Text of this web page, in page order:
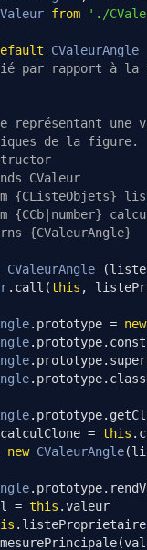
from './
CValeurAngle
par rapport à la
représentant une
de la figure.
CValeur
{CListeObjets}
{CCb|number}
{CValeurAngle}
CValeurAngle (
. call (this ,
. prototype = new
. prototype.
. prototype.
. prototype.
. prototype.
calculClone = this .
new CValeurAngle(
. prototype.
= this .valeur
. listeProprietaire
mesurePrincipale(val